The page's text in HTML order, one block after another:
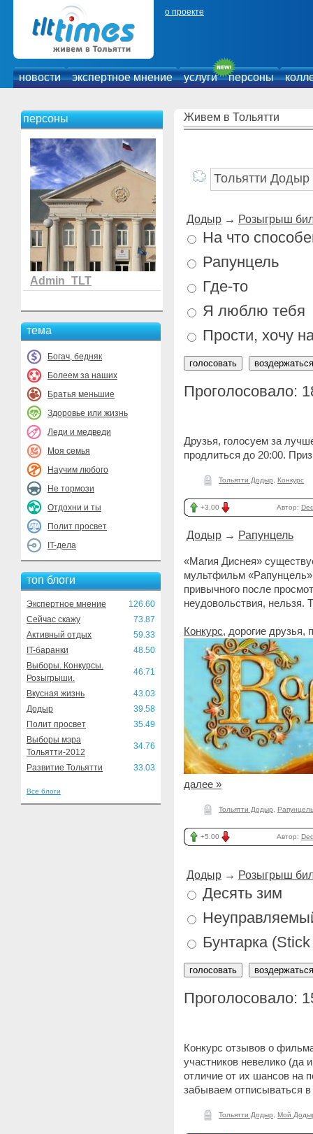
о проекте
новости экспертное мнение услуги персоны
персоны
Admin_TLT
тема
Богач, бедняк
Болеем за наших
Братья меньшие
Здоровье или жизнь
Леди и медведи
Моя семья
Научим любого
Не тормози
Отдохни и ты
Полит просвет
IT-дела
топ блоги
Экспертное мнение
126.60
Сейчас скажу
73.87
Активный отдых
59.33
IT-баранки
48.50
Выборы. Конкурсы.
Розыгрыши.
46.71
Вкусная жизнь
43.03
Додыр
39.58
Полит просвет
35.49
Выборы мэра
Тольятти-2012
34.76
Развитие Тольятти 33.03
Все блоги
Живем в Тольятти
Додыр → Розыгрыш
На что
Рапунцель
Где-то
Я люблю тебя
Прости, хочу
Проголосовало:
Друзья, голосуем за
продлиться до 20:00.
Тольятти Додыр Конкурс
+3.00 Автор:
Додыр → Рапунцель
«Магия Диснея»
мультфильм «Рапунцель»
привычного после
неудовольствия, нельзя.
Конкурс, дорогие друзья,
далее »
Тольятти Додыр Рапунцель
+5.00 Автор:
Додыр → Розыгрыш
Десять зим
Бунтарка
Проголосовало:
Конкурс отзывов о
участников невелико (да
отличие от их шансов на
забываем отписываться
Тольятти Додыр Мой